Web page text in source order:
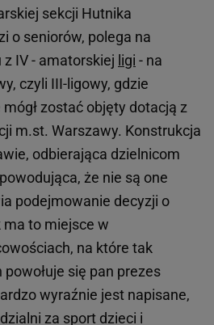
sekcji Hutnika
o seniorów, polega na
IV - amatorskiej ligi - na
czyli III-ligowy, gdzie
zostać objęty dotacją z
m.st. Warszawy. Konstrukcja
odbierająca dzielnicom
że nie są one
podejmowanie decyzji o
ma to miejsce w
na które tak
się pan prezes
wyraźnie jest napisane,
za sport dzieci i